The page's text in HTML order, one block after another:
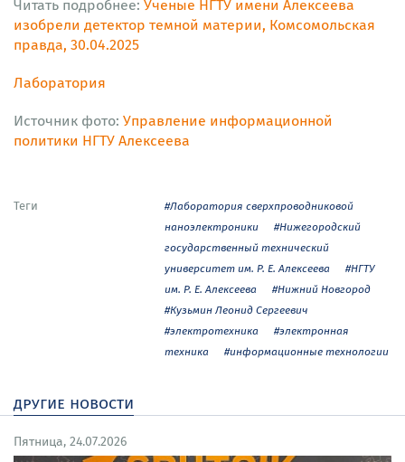
Читать подробнее: Ученые НГТУ имени Алексеева
изобрели детектор темной материи, Комсомольская
правда, 30.04.2025
Лаборатория
Источник фото: Управление информационной
политики НГТУ Алексеева
Теги
#Лаборатория сверхпроводниковой
наноэлектроники
#Нижегородский
государственный технический
университет им. Р. Е. Алексеева
#НГТУ
им. Р. Е. Алексеева
#Нижний Новгород
#Кузьмин Леонид Сергеевич
#электротехника
#электронная
техника
#информационные технологии
другие новости
Пятница, 24.07.2026